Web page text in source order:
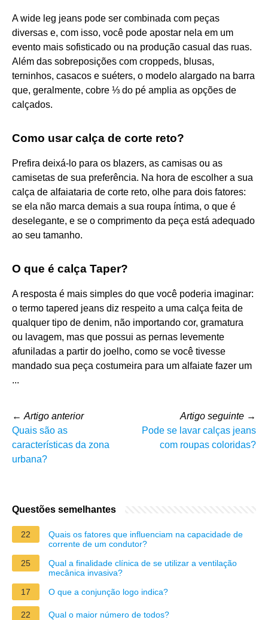
A wide leg jeans pode ser combinada com peças
diversas e, com isso, você pode apostar nela em um
evento mais sofisticado ou na produção casual das ruas.
Além das sobreposições com croppeds, blusas,
terninhos, casacos e suéters, o modelo alargado na barra
que, geralmente, cobre ⅓ do pé amplia as opções de
calçados.
Como usar calça de corte reto?
Prefira deixá-lo para os blazers, as camisas ou as
camisetas de sua preferência. Na hora de escolher a sua
calça de alfaiataria de corte reto, olhe para dois fatores:
se ela não marca demais a sua roupa íntima, o que é
deselegante, e se o comprimento da peça está adequado
ao seu tamanho.
O que é calça Taper?
A resposta é mais simples do que você poderia imaginar:
o termo tapered jeans diz respeito a uma calça feita de
qualquer tipo de denim, não importando cor, gramatura
ou lavagem, mas que possui as pernas levemente
afuniladas a partir do joelho, como se você tivesse
mandado sua peça costumeira para um alfaiate fazer um
...
← Artigo anterior
Quais são as
características da zona
urbana?
Artigo seguinte →
Pode se lavar calças jeans
com roupas coloridas?
Questões semelhantes
22
Quais os fatores que influenciam na capacidade de
corrente de um condutor?
25
Qual a finalidade clínica de se utilizar a ventilação
mecânica invasiva?
17
O que a conjunção logo indica?
22 Qual o maior número de todos?